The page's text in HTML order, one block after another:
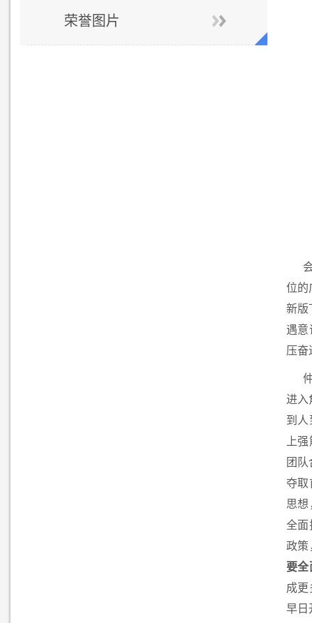
荣誉图片
位的
新版
遇意
压奋
进入
到人
上
团
夺取
思想
全面
政策
要全
成更
早日